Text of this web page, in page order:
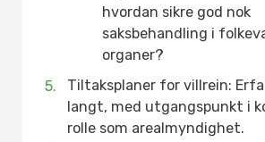
hvordan sikre god nok
saksbehandling i
organer?
Tiltaksplaner for villrein:
langt, med utgangspunkt i
rolle som arealmyndighet.